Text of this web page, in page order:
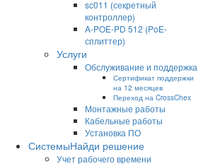
sc011 (секретный
контроллер)
A-POE-PD 512 (PoE-
сплиттер)
Услуги
Обслуживание и поддержка
Сертификат поддержки
на 12 месяцев
Переход на CrossChex
Монтажные работы
Кабельные работы
Установка ПО
СистемыНайди решение
Учет рабочего времени